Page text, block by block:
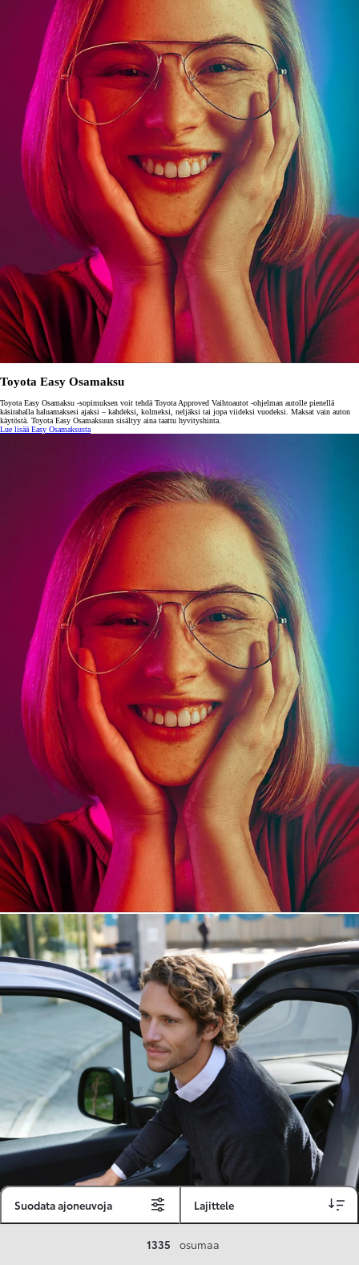
Suodata ajoneuvoja Lajittele
1335 osumaa
Toyota Easy Osamaksu
Toyota Easy Osamaksu -sopimuksen voit tehdä Toyota Approved Vaihtoautot -ohjelman autolle pienellä
käsirahalla haluamaksesi ajaksi – kahdeksi, kolmeksi, neljäksi tai jopa viideksi vuodeksi. Maksat vain auton
käytöstä. Toyota Easy Osamaksuun sisältyy aina taattu hyvityshinta.
Lue lisää Easy Osamaksusta